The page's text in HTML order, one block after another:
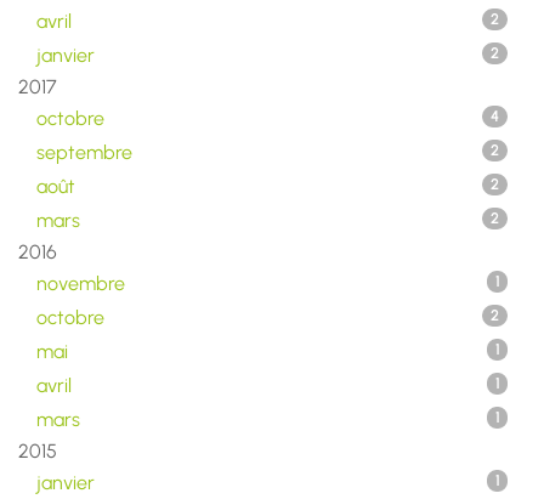
avril 2
janvier 2
2017
octobre
4
septembre 2
août 2
mars 2
2016
novembre
1
octobre 2
mai 1
avril 1
mars 1
2015
janvier
1